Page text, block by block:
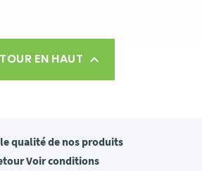
EN HAUT 
qualitéde nos produits
Voir conditions